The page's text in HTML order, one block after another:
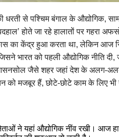
धरती से पश्चिम बंगाल के औद्योगिक,
होते जा रहे हालातों पर गहरा
का केंद्र हुआ करता था, लेकिन आज
भारत को पहली औद्योगिक नीति
आसनसोल जैसे शहर जहां देश के अलग-
मजबूर हैं, छोटे-छोटे काम के लिए भी
ने यहां औद्योगिक नींव रखी। आज